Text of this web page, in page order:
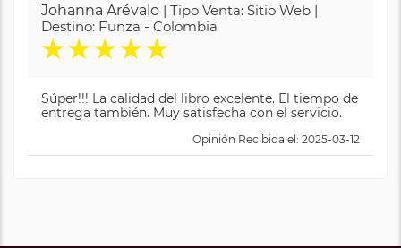
Johanna Arévalo | Tipo Venta: Sitio Web |
Destino: Funza - Colombia
★★★★★
Súper!!! La calidad del libro excelente. El tiempo de
entrega también. Muy satisfecha con el servicio.
Opinión Recibida el: 2025-03-12